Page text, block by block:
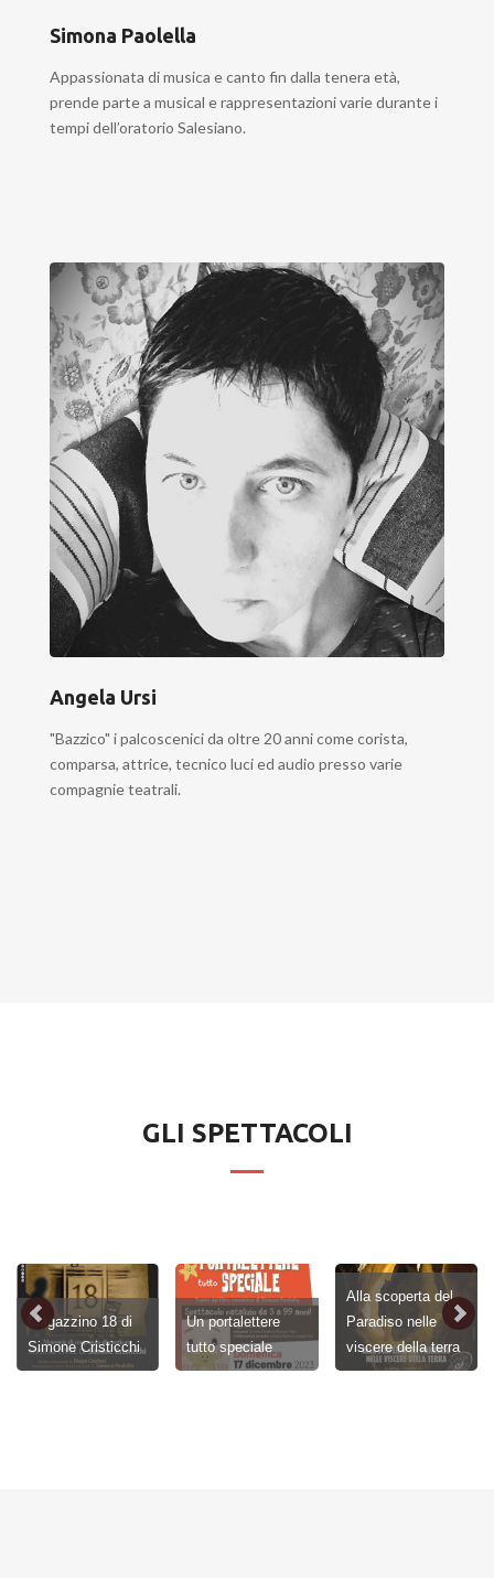
Simona Paolella
Appassionata di musica e canto fin dalla tenera età,
prende parte a musical e rappresentazioni varie durante i
tempi dell’oratorio Salesiano.
Angela Ursi
"Bazzico" i palcoscenici da oltre 20 anni come corista,
comparsa, attrice, tecnico luci ed audio presso varie
compagnie teatrali.
GLI SPETTACOLI
Magazzino 18 di
Simone Cristicchi
Un portalettere
tutto speciale
Alla scoperta del
Paradiso nelle
viscere della terra